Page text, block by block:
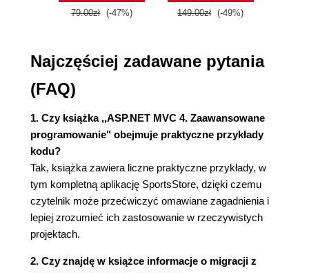
Porównanie z Ruby on Rails (32)
Podsumowanie (33)
Rozdział 2. Pierwsza aplikacja MVC (35)
Tworzenie nowego projektu ASP.NET MVC (36)
Dodawanie pierwszego kontrolera (38)
Generowanie stron WWW (41)
Tworzenie i generowanie widoku (41)
Dynamiczne dodawanie treści (43)
Tworzenie prostej aplikacji wprowadzania danych
(45)
Przygotowanie sceny (45)
79.00zł (-47%) 149.00zł (-49%)
Najczęściej zadawane pytania
(FAQ)
1. Czy książka ,,ASP.NET MVC 4. Zaawansowane
programowanie" obejmuje praktyczne przykłady
kodu?
Tak, książka zawiera liczne praktyczne przykłady, w
tym kompletną aplikację SportsStore, dzięki czemu
czytelnik może przećwiczyć omawiane zagadnienia i
lepiej zrozumieć ich zastosowanie w rzeczywistych
projektach.
2. Czy znajdę w książce informacje o migracji z